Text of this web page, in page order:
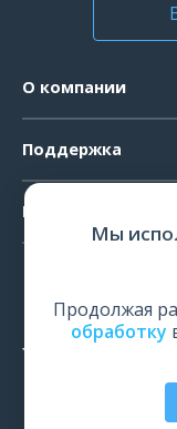
О компании
Официальные
Поддержка
Системные
Поверка и
Продукты
ЭМГ
ИОМ
© Все права
Мы
Продолжая
обработку